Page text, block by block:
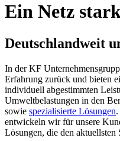
Ein Netz
Deutschlandweit
In der KF
Erfahrung zurück und bieten
individuell abgestimmten
Umweltbelastungen in den
sowie spezialisierte Lösungen
entwickeln wir für unsere
Lösungen, die den